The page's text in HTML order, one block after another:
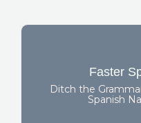
Faster
Ditch the
Spanish
"From Beginner
"Book Your Free